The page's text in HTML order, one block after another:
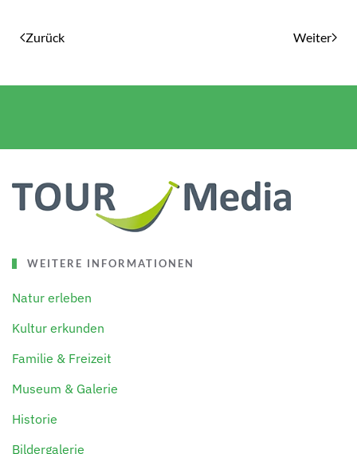
Zurück Weiter
WEITERE INFORMATIONEN
Natur erleben
Kultur erkunden
Familie & Freizeit
Museum & Galerie
Historie
Bildergalerie